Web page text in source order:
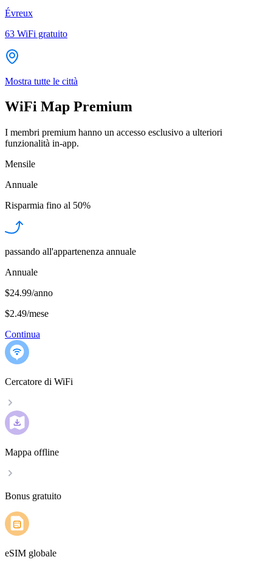
Évreux
63 WiFi gratuito
Mostra tutte le città
WiFi Map Premium
I membri premium hanno un accesso esclusivo a ulteriori
funzionalità in-app.
Mensile
Annuale
Risparmia fino al 50%
passando all'appartenenza annuale
Annuale
$24.99/anno
$2.49/mese
Continua
Cercatore di WiFi
Mappa offline
Bonus gratuito
eSIM globale